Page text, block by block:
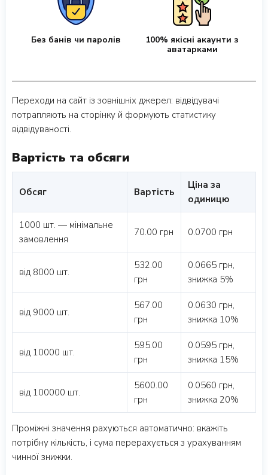
Без банів чи паролів
100% якісні акаунти з
аватарками
Переходи на сайт із зовнішніх джерел: відвідувачі
потрапляють на сторінку й формують статистику
відвідуваності.
Вартість та обсяги
Обсяг Вартість
Ціна за
одиницю
1000 шт. — мінімальне
замовлення
70.00 грн 0.0700 грн
від 8000 шт.
532.00
грн
0.0665 грн,
знижка 5%
від 9000 шт.
567.00
грн
0.0630 грн,
знижка 10%
від 10000 шт.
595.00
грн
0.0595 грн,
знижка 15%
від 100000 шт.
5600.00
грн
0.0560 грн,
знижка 20%
Проміжні значення рахуються автоматично: вкажіть
потрібну кількість, і сума перерахується з урахуванням
чинної знижки.